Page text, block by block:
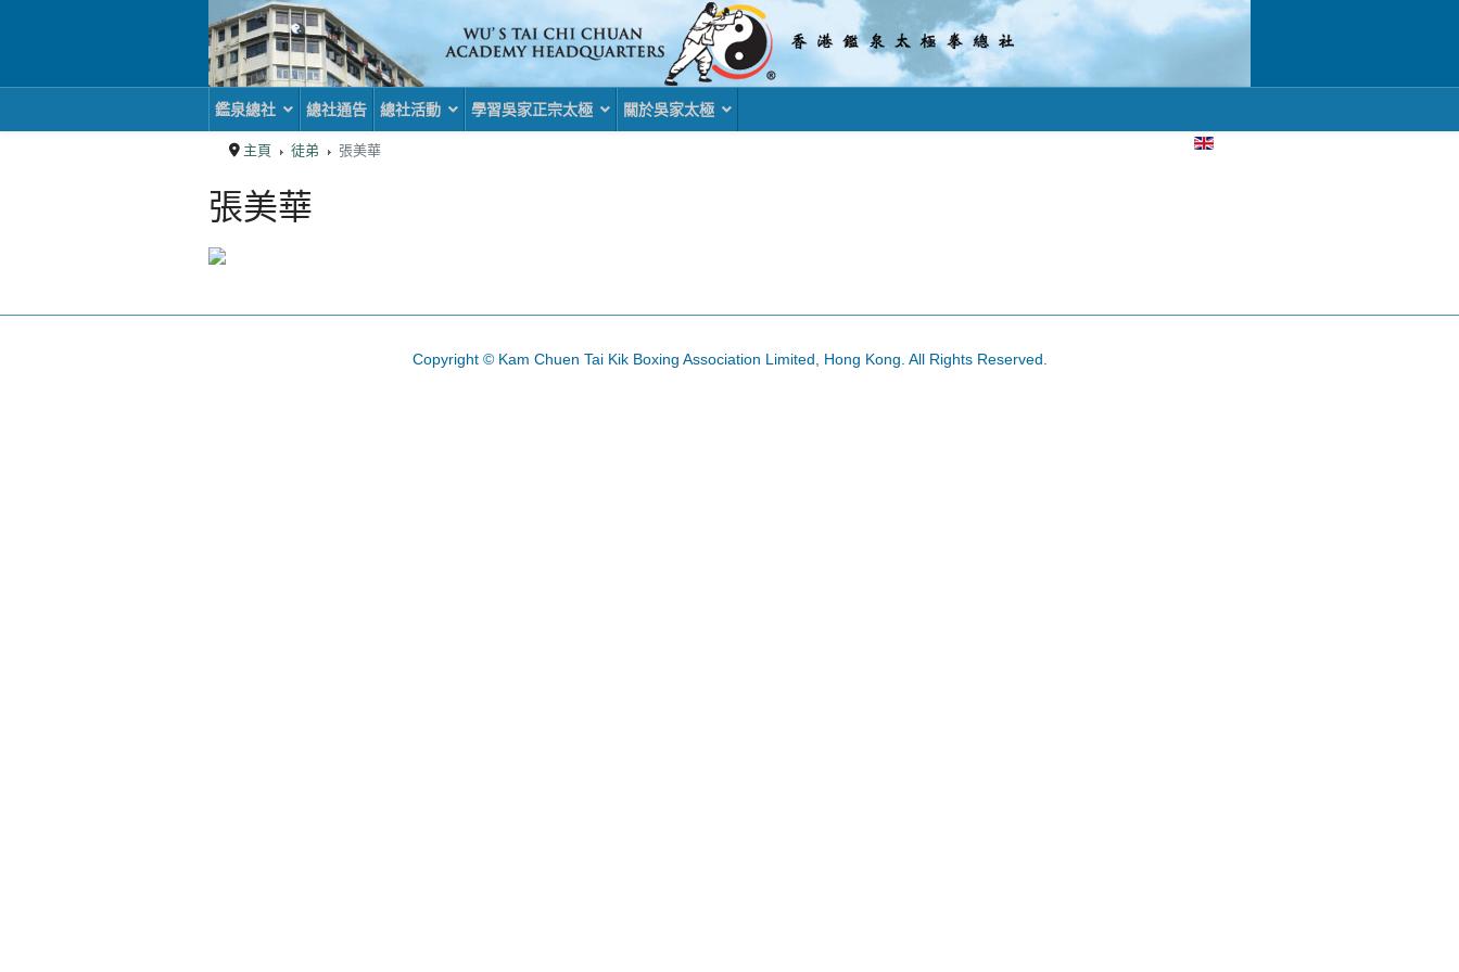
鑑泉總社 總社通告 總社活動 學習吳家正宗太極 關於吳家太極
主頁 徒弟 張美華
選擇你的語言
張美華
Copyright © Kam Chuen Tai Kik Boxing Association Limited, Hong Kong. All Rights Reserved.